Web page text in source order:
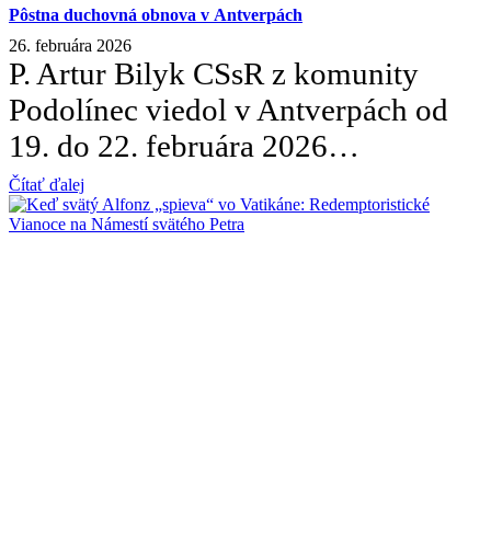
Pôstna duchovná obnova v Antverpách
26. februára 2026
P. Artur Bilyk CSsR z komunity
Podolínec viedol v Antverpách od
19. do 22. februára 2026…
Čítať ďalej